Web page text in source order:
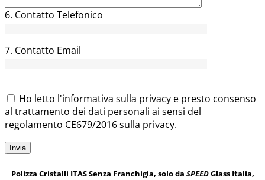
6. Contatto Telefonico
7. Contatto Email
Ho letto l'informativa sulla privacy e presto consenso
al trattamento dei dati personali ai sensi del
regolamento CE679/2016 sulla privacy.
Polizza Cristalli ITAS Senza Franchigia, solo da SPEEDGlass Italia,